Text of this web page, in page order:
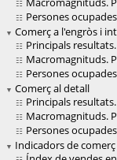
Persones
Comerç a l'engròs i
Principals
Macromagnituds.
Persones
Comerç al detall
Principals
Macromagnituds.
Persones
Indicadors de comerç